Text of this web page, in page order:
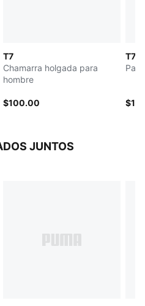
T7
Chamarra holgada para
hombre
$100.00
T7
JUNTOS